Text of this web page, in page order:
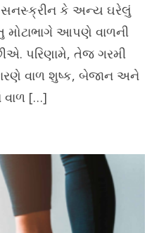
સનસ્ક્રીન કે અન્ય ઘરેલું
મોટાભાગે આપણે વાળની
પરિણામે, તેજ ગરમી
વાળ શુષ્ક, બેજાન અને
વાળ […]